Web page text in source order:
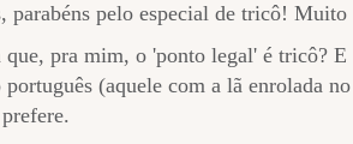
parabéns pelo especial de tricô!
que, pra mim, o 'ponto legal' é tricô?
(aquele com a lã enrolada